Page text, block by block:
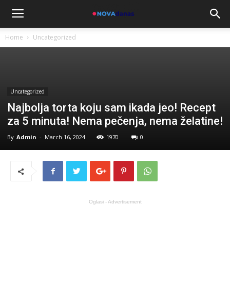
Home Uncategorized
Uncategorized
Najbolja torta koju sam ikada jeo! Recept
za 5 minuta! Nema pečenja, nema želatine!
By Admin - March 16, 2024 1970 0
Oglasi - Advertisement